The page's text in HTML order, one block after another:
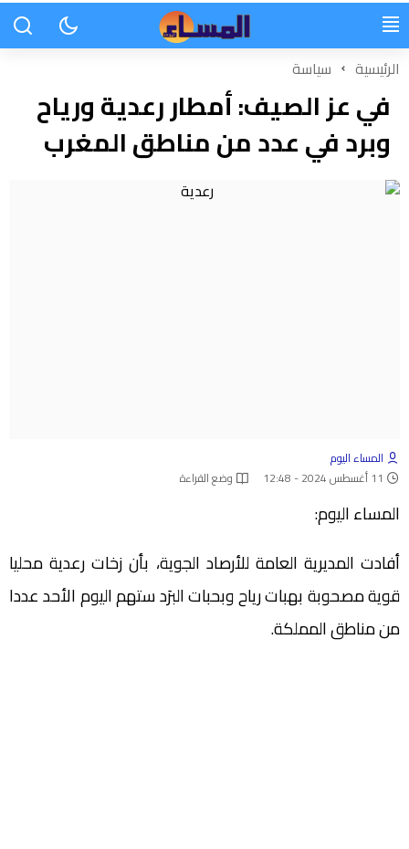
الرئيسية سياسة
في عز الصيف: أمطار رعدية ورياح
وبرد في عدد من مناطق المغرب
المساء اليوم
11 أغسطس 2024 - 12:48
وضع القراءة
المساء اليوم:
أفادت المديرية العامة للأرصاد الجوية، بأن زخات رعدية محليا
قوية مصحوبة بهبات رياح وبحبات البرَد ستهم اليوم الأحد عددا
من مناطق المملكة.